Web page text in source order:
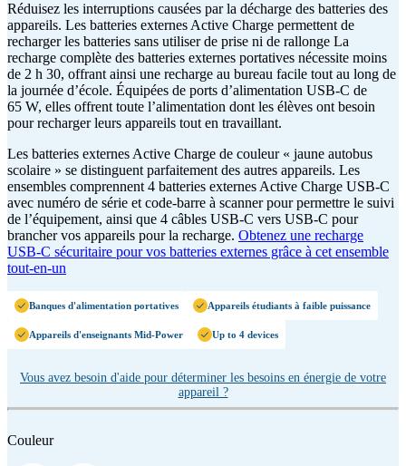
Réduisez les interruptions causées par la décharge des batteries des
appareils. Les batteries externes Active Charge permettent de
recharger les batteries sans utiliser de prise ni de rallonge La
recharge complète des batteries externes portatives nécessite moins
de 2 h 30, offrant ainsi une recharge au bureau facile tout au long de
la journée d’école. Équipées de ports d’alimentation USB-C de
65 W, elles offrent toute l’alimentation dont les élèves ont besoin
pour recharger leurs appareils tout en travaillant.
Les batteries externes Active Charge de couleur « jaune autobus
scolaire » se distinguent parfaitement des autres appareils. Les
ensembles comprennent 4 batteries externes Active Charge USB-C
avec numéro de série et code-barre à scanner pour permettre le suivi
de l’équipement, ainsi que 4 câbles USB-C vers USB-C pour
brancher vos appareils pour la recharge. Obtenez une recharge
USB-C sécuritaire pour vos batteries externes grâce à cet ensemble
tout-en-un
Banques d'alimentation portatives Appareils étudiants à faible puissance
Appareils d'enseignants Mid-Power Up to 4 devices
Vous avez besoin d'aide pour déterminer les besoins en énergie de votre
appareil ?
Couleur